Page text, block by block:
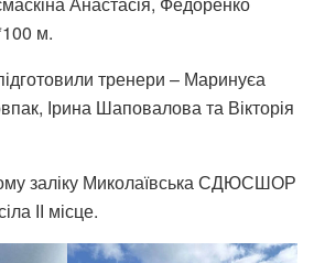
м.
тренери – Маринуєа
Ірина Шаповалова та Вікторія
заліку Миколаївська СДЮСШОР
ІІ місце.